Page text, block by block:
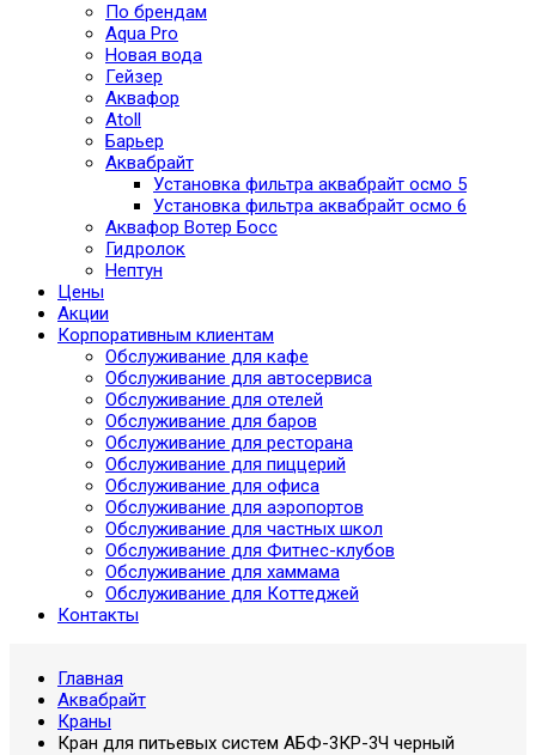
По брендам
Aqua Pro
Новая вода
Гейзер
Аквафор
Atoll
Барьер
Аквабрайт
Установка фильтра аквабрайт осмо 5
Установка фильтра аквабрайт осмо 6
Аквафор Вотер Босс
Гидролок
Нептун
Цены
Акции
Корпоративным клиентам
Обслуживание для кафе
Обслуживание для автосервиса
Обслуживание для отелей
Обслуживание для баров
Обслуживание для ресторана
Обслуживание для пиццерий
Обслуживание для офиса
Обслуживание для аэропортов
Обслуживание для частных школ
Обслуживание для Фитнес-клубов
Обслуживание для хаммама
Обслуживание для Коттеджей
Контакты
Главная
Аквабрайт
Краны
Кран для питьевых систем АБФ-3КР-3Ч черный